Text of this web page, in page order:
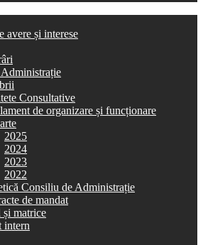
avere și interese
Consultative
de organizare și funcționare
2025
2024
2023
2022
Consiliu de Administrație
de mandat
matrice
intern